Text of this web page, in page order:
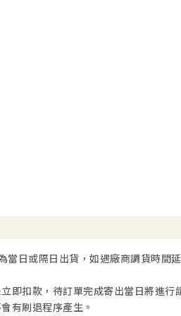
日或隔日出貨，如遇廠商調貨時間
即扣款，待訂單完成寄出當日將進行
有刷退程序產生。